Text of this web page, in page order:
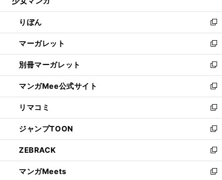
開
く
ウ
で
開
く
ン
ド
ウ
で
開
く
ウ
ィ
ン
ド
ウ
で
開
く
りぼん
新
し
い
ウ
ィ
ン
ド
ウ
で
開
く
マーガレット
新
し
い
ウ
ィ
ン
ド
ウ
で
開
く
別冊マーガレット
新
し
い
ウ
ィ
ン
ド
ウ
で
開
く
マンガMee公式サイト
新
し
い
ウ
ィ
ン
ド
ウ
で
リマコミ
新
し
い
ウ
ィ
ン
ド
ジャンプTOON
新
し
い
ウ
ィ
ZEBRACK
新
し
い
マンガMeets
新